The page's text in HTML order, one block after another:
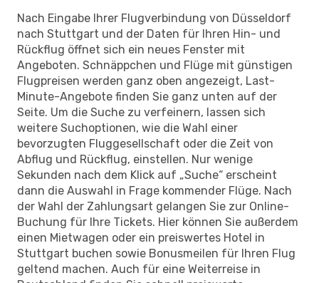
Nach Eingabe Ihrer Flugverbindung von Düsseldorf
nach Stuttgart und der Daten für Ihren Hin- und
Rückflug öffnet sich ein neues Fenster mit
Angeboten. Schnäppchen und Flüge mit günstigen
Flugpreisen werden ganz oben angezeigt, Last-
Minute-Angebote finden Sie ganz unten auf der
Seite. Um die Suche zu verfeinern, lassen sich
weitere Suchoptionen, wie die Wahl einer
bevorzugten Fluggesellschaft oder die Zeit von
Abflug und Rückflug, einstellen. Nur wenige
Sekunden nach dem Klick auf „Suche“ erscheint
dann die Auswahl in Frage kommender Flüge. Nach
der Wahl der Zahlungsart gelangen Sie zur Online-
Buchung für Ihre Tickets. Hier können Sie außerdem
einen Mietwagen oder ein preiswertes Hotel in
Stuttgart buchen sowie Bonusmeilen für Ihren Flug
geltend machen. Auch für eine Weiterreise in